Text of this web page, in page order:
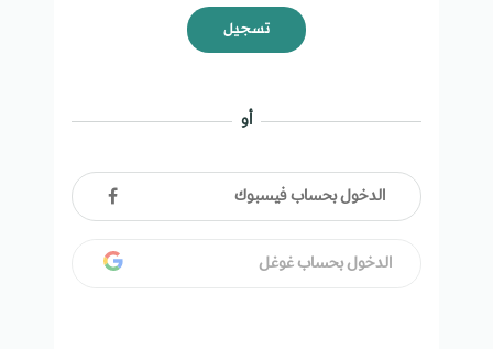
تسجيل
أو
الدخول بحساب فيسبوك
الدخول بحساب غوغل